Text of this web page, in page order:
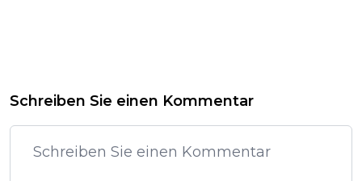
Schreiben Sie einen Kommentar